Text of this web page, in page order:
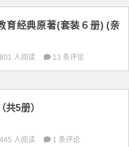
育经典原著(套装６册) (亲
人阅读 13 条评论
共5册）
人阅读 1 条评论